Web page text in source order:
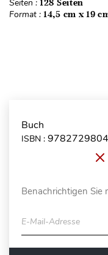
Seiten : 128 Seiten
Format : 14,5 cm x 19
Buch
ISBN :
Benachrichtigen
E-Mail-Adresse